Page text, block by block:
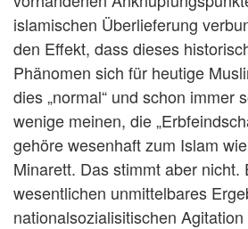
islamischen Überlieferung
den Effekt, dass dieses
Phänomen sich für heutige
dies „normal“ und schon immer
wenige meinen, die
gehöre wesenhaft zum Islam
Minarett. Das stimmt aber nicht.
wesentlichen unmittelbares
nationalsozialisitischen